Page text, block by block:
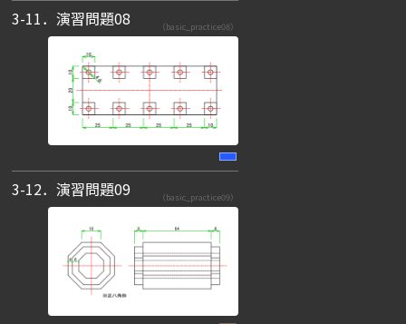
3-11．演習問題08 （basic_practice08）
3-12．演習問題09 （basic_practice09）